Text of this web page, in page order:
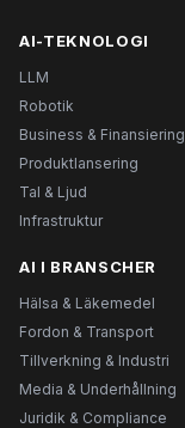
AI-TEKNOLOGI
LLM
Robotik
Business & Finansiering
Produktlansering
Tal & Ljud
Infrastruktur
AI I BRANSCHER
Hälsa & Läkemedel
Fordon & Transport
Tillverkning & Industri
Media & Underhållning
Juridik & Compliance